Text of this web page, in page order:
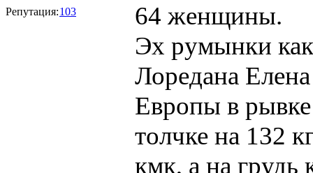
Репутация:103
64 женщины.
Эх румынки как
Лоредана
Европы в
толчке на 132
кмк, а на грудь